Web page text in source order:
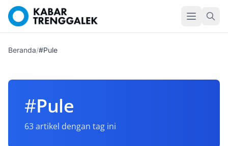
Beranda/#Pule
#Pule
63 artikel dengan tag ini